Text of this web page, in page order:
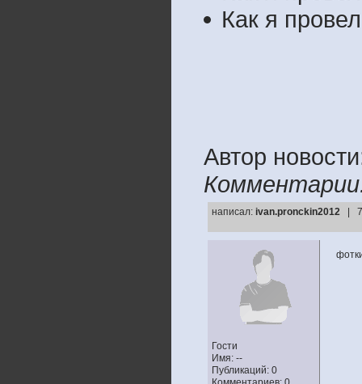
Как я
Автор
написал: ivan.pronckin2012 |
Гости
Имя: --
Публикаций: 0